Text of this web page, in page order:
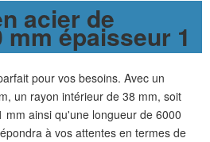
acier de
épaisseur 1
pour vos besoins. Avec un
un rayon intérieur de 38 mm, soit
mm ainsi qu'une longueur de 6000
à vos attentes en termes de